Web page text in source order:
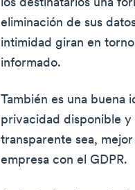
los destinatarios una
eliminación de sus
intimidad giran en
informado.
También es una buena
privacidad disponible y
transparente sea,
empresa con el GDPR.